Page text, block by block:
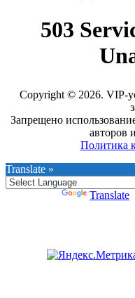
Copyright © 2026. VIP-
Запрещено
авторов
Политика
Translate »
Translate